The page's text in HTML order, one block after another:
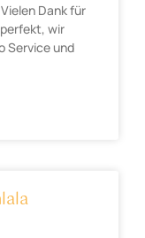
Dank für
wir
Service und